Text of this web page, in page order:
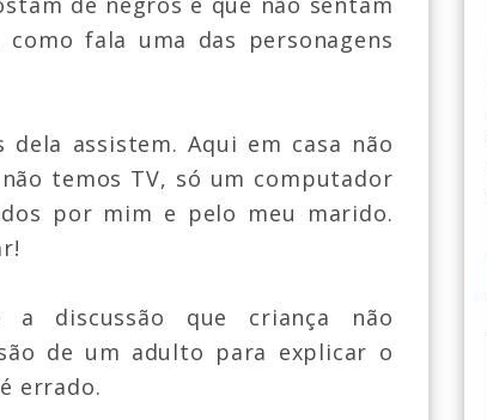
fala uma das personagens
assistem. Aqui em casa não
temos TV, só um computador
por mim e pelo meu marido.
discussão que criança não
de um adulto para explicar o
errado.